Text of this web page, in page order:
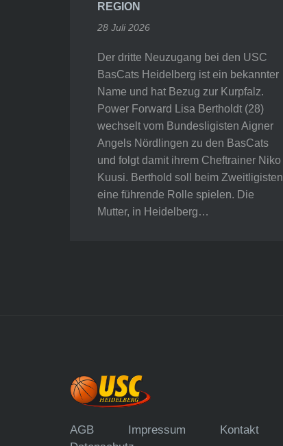
REGION
28 Juli 2026
Der dritte Neuzugang bei den USC
BasCats Heidelberg ist ein bekannter
Name und hat Bezug zur Kurpfalz.
Power Forward Lisa Bertholdt (28)
wechselt vom Bundesligisten Aigner
Angels Nördlingen zu den BasCats
und folgt damit ihrem Cheftrainer Niko
Kuusi. Berthold soll beim Zweitligisten
eine führende Rolle spielen. Die
Mutter, in Heidelberg…
AGB Impressum
Kontakt